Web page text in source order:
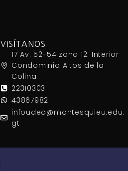
VISÍTANOS
17 Av. 52-54 zona 12. Interior
Condominio Altos de la
Colina
22310303
43867982
infoudeo@montesquieu.edu.
gt